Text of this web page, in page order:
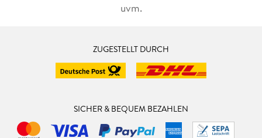
uvm.
ZUGESTELLT DURCH
SICHER & BEQUEM BEZAHLEN